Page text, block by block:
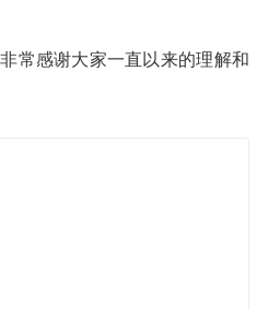
常感谢大家一直以来的理解和